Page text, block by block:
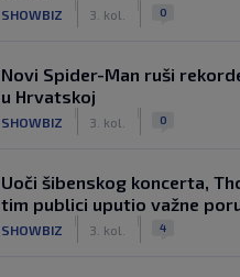
SHOWBIZ 3. kol. 0
Novi Spider-Man ruši
u Hrvatskoj
SHOWBIZ 3. kol. 0
Uoči šibenskog koncerta,
tim publici uputio važne
SHOWBIZ 3. kol. 4